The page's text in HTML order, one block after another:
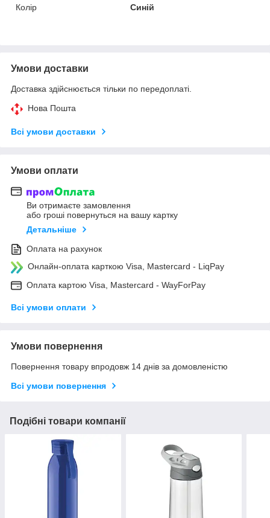
Колір
Синій
Умови доставки
Доставка здійснюється тільки по передоплаті.
Нова Пошта
Всі умови доставки
Умови оплати
Ви отримаєте замовлення
або гроші повернуться на вашу картку
Детальніше
Оплата на рахунок
Онлайн-оплата карткою Visa, Mastercard - LiqPay
Оплата картою Visa, Mastercard - WayForPay
Всі умови оплати
Умови повернення
Повернення товару впродовж 14 днів за домовленістю
Всі умови повернення
Подібні товари компанії